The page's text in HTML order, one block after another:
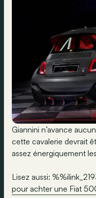
Giannini n’avance
cette cavalerie devrait
assez énergiquement
Lisez aussi:
pour achter une Fiat